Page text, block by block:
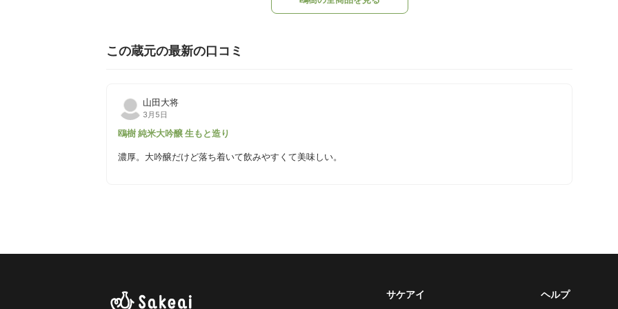
この蔵元の最新の口コミ
山田大将
3月5日
鴎樹 純米大吟醸 生もと造り
濃厚。大吟醸だけど落ち着いて飲みやすくて美味しい。
サケアイ ヘルプ